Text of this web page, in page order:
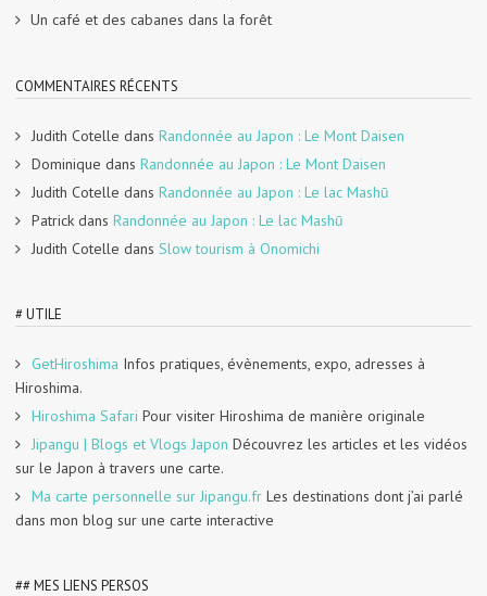
Un café et des cabanes dans la forêt
COMMENTAIRES RÉCENTS
Judith Cotelle dans Randonnée au Japon : Le Mont Daisen
Dominique dans Randonnée au Japon : Le Mont Daisen
Judith Cotelle dans Randonnée au Japon : Le lac Mashū
Patrick dans Randonnée au Japon : Le lac Mashū
Judith Cotelle dans Slow tourism à Onomichi
# UTILE
GetHiroshima Infos pratiques, évènements, expo, adresses à
Hiroshima.
Hiroshima Safari Pour visiter Hiroshima de manière originale
Jipangu | Blogs et Vlogs Japon Découvrez les articles et les vidéos
sur le Japon à travers une carte.
Ma carte personnelle sur Jipangu.fr Les destinations dont j’ai parlé
dans mon blog sur une carte interactive
## MES LIENS PERSOS